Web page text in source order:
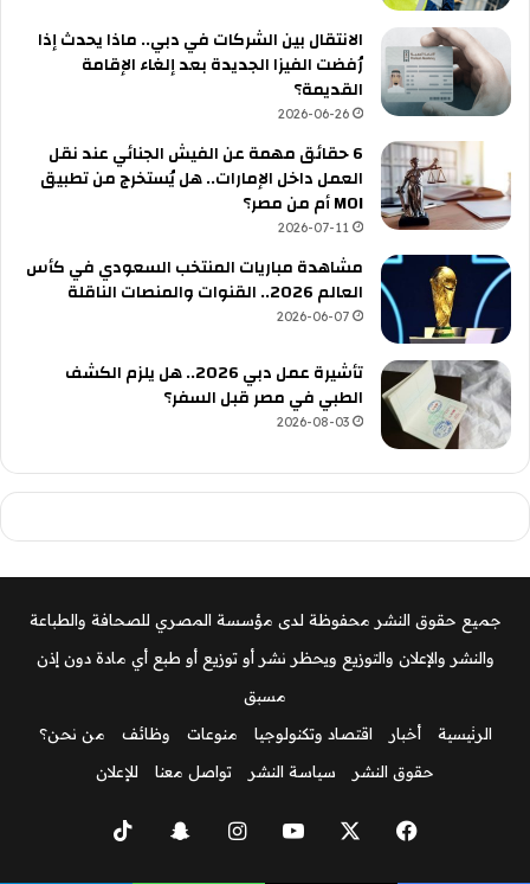
الانتقال بين الشركات في دبي.. ماذا يحدث إذا
رُفضت الفيزا الجديدة بعد إلغاء الإقامة
القديمة؟
2026-06-26
6 حقائق مهمة عن الفيش الجنائي عند نقل
العمل داخل الإمارات.. هل يُستخرج من تطبيق
MOI أم من مصر؟
2026-07-11
مشاهدة مباريات المنتخب السعودي في كأس
العالم 2026.. القنوات والمنصات الناقلة
2026-06-07
تأشيرة عمل دبي 2026.. هل يلزم الكشف
الطبي في مصر قبل السفر؟
2026-08-03
جميع حقوق النشر محفوظة لدى مؤسسة المصري للصحافة والطباعة
والنشر والإعلان والتوزيع ويحظر نشر أو توزيع أو طبع أي مادة دون إذن
مسبق
الرئيسية
أخبار اقتصاد وتكنولوجيا منوعات وظائف
من نحن؟
حقوق النشر
سياسة النشر تواصل معنا للإعلان
فيسبوك ‫YouTubeانستقرامسناب